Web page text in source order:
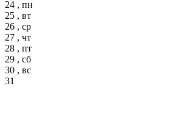
24 , пн
25 , вт
26 , ср
27 , чт
28 , пт
29 , сб
30 , вс
31